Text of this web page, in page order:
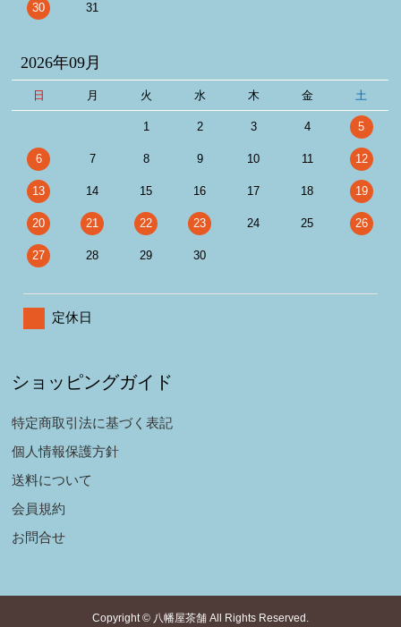
30 31
2026年09月
日 月 火 水 木 金 土
1 2 3 4 5
6 7 8 9 10 11 12
13 14 15 16 17 18 19
20 21 22 23 24 25 26
27 28 29 30
定休日
ショッピングガイド
特定商取引法に基づく表記
個人情報保護方針
送料について
会員規約
お問合せ
Copyright © 八幡屋茶舗 All Rights Reserved.